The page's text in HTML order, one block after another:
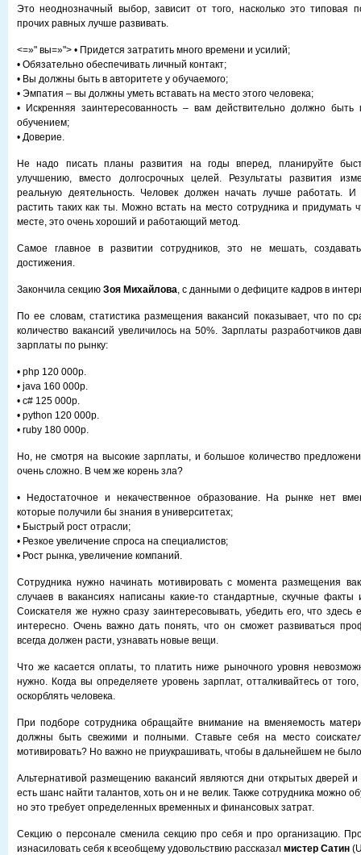
Это неоднозначный выбор, зависит от того, насколько это типовая
прочих равных лучше развивать.
<=»" вы=»"> • Придется затратить много времени и усилий;
• Обязательно обеспечивать личный контакт;
• Вы должны быть в авторитете у обучаемого;
• Эмпатия – вы должны уметь вставать на место этого человека;
• Искренняя заинтересованность – вам действительно должно быть
обучением;
• Доверие.
Не надо писать планы развития на годы вперед, планируйте
улучшению, вместо долгосрочных целей. Результаты развития
реальную деятельность. Человек должен начать лучше работать. И
растить таких как ты. Можно встать на место сотрудника и придумать
месте, это очень хороший и работающий метод.
Самое главное в развитии сотрудников, это не мешать,
достижения.
Закончила секцию Зоя Михайлова, с данными о дефиците кадров в
По ее словам, статистика размещения вакансий показывает, что по
количество вакансий увеличилось на 50%. Зарплаты разработчиков
зарплаты по рынку:
• php 120 000р.
• java 160 000р.
• c# 125 000р.
• python 120 000р.
• ruby 180 000р.
Но, не смотря на высокие зарплаты, и большое количество
очень сложно. В чем же корень зла?
• Недостаточное и некачественное образование. На рынке нет
которые получили бы знания в университетах;
• Быстрый рост отрасли;
• Резкое увеличение спроса на специалистов;
• Рост рынка, увеличение компаний.
Сотрудника нужно начинать мотивировать с момента размещения
случаев в вакансиях написаны какие-то стандартные, скучные факты
Соискателя же нужно сразу заинтересовывать, убедить его, что здесь
интересно. Очень важно дать понять, что он сможет развиваться
всегда должен расти, узнавать новые вещи.
Что же касается оплаты, то платить ниже рыночного уровня
нужно. Когда вы определяете уровень зарплат, отталкивайтесь от
оскорблять человека.
При подборе сотрудника обращайте внимание на вменяемость
должны быть свежими и полными. Ставьте себя на место
мотивировать? Но важно не приукрашивать, чтобы в дальнейшем не
Альтернативой размещению вакансий являются дни открытых дверей
есть шанс найти талантов, хоть он и не велик. Также сотрудника можно
но это требует определенных временных и финансовых затрат.
Секцию о персонале сменила секцию про себя и про организацию.
изнасиловать себя к всеобщему удовольствию рассказал мистер Сатин